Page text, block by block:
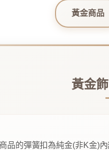
黃金商品
黃金
品的彈簧扣為純金(非K金)